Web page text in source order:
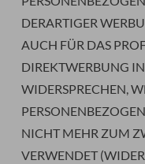
DERARTIGER
AUCH FÜR DAS
DIREKTWERBUNG
WIDERSPRECHEN,
NICHT MEHR ZUM
VERWENDET